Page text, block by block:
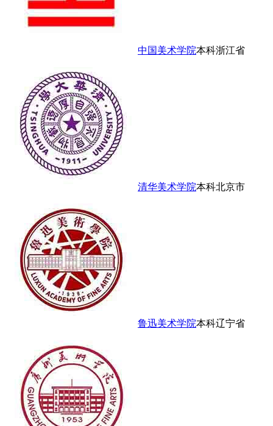
中国美术学院本科浙江省
清华美术学院本科北京市
鲁迅美术学院本科辽宁省